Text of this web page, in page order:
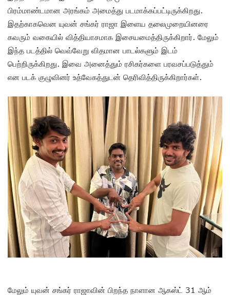
பிரம்மாண்டமான அரங்கம் அமைத்து படமாக்கப்பட்டிருக்கிறது.
இதற்காகவென யுவன் சங்கர் ராஜா இளைய தலைமுறையினரை
கவரும் வகையில் வித்தியாசமாக இசையமைத்திருக்கிறார். மேலும்
இந்த படத்தில் வெவ்வேறு விதமான பாடல்களும் இடம்
பெற்றிருக்கிறது. இவை அனைத்தும் ரசிகர்களை பரவசப்படுத்தும்
என படக் குழுவினர் உத்வேகத்துடன் தெரிவித்திருக்கிறார்கள்.
மேலும் யுவன் சங்கர் ராஜாவின் பிறந்த நாளான ஆகஸ்ட் 31 ஆம்